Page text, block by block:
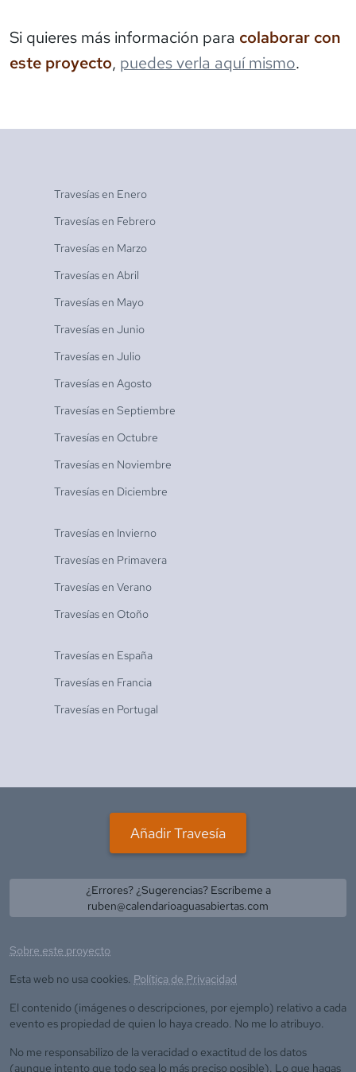
Si quieres más información para colaborar con
este proyecto, puedes verla aquí mismo.
Travesías en Enero
Travesías en Febrero
Travesías en Marzo
Travesías en Abril
Travesías en Mayo
Travesías en Junio
Travesías en Julio
Travesías en Agosto
Travesías en Septiembre
Travesías en Octubre
Travesías en Noviembre
Travesías en Diciembre
Travesías en Invierno
Travesías en Primavera
Travesías en Verano
Travesías en Otoño
Travesías en España
Travesías en Francia
Travesías en Portugal
Añadir Travesía
¿Errores? ¿Sugerencias? Escríbeme a
ruben@calendarioaguasabiertas.com
Sobre este proyecto
Esta web no usa cookies. Política de Privacidad
El contenido (imágenes o descripciones, por ejemplo) relativo a cada
evento es propiedad de quien lo haya creado. No me lo atribuyo.
No me responsabilizo de la veracidad o exactitud de los datos
(aunque intento que todo sea lo más preciso posible). Lo que hagas